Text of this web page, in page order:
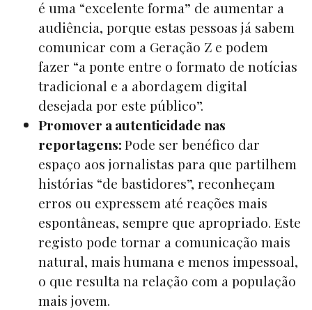
é uma “excelente forma” de aumentar a
audiência, porque estas pessoas já sabem
comunicar com a Geração Z e podem
fazer “a ponte entre o formato de notícias
tradicional e a abordagem digital
desejada por este público”.
Promover a autenticidade nas
reportagens:Pode ser benéfico dar
espaço aos jornalistas para que partilhem
histórias “de bastidores”, reconheçam
erros ou expressem até reações mais
espontâneas, sempre que apropriado. Este
registo pode tornar a comunicação mais
natural, mais humana e menos impessoal,
o que resulta na relação com a população
mais jovem.